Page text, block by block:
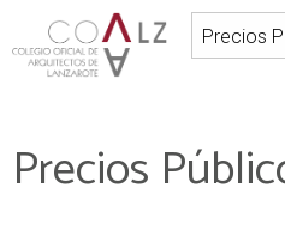
Precios